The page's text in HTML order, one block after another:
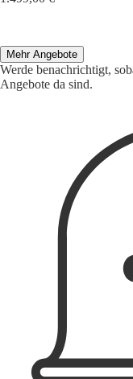
Mehr Angebote
Werde benachrichtigt,
Angebote da sind.